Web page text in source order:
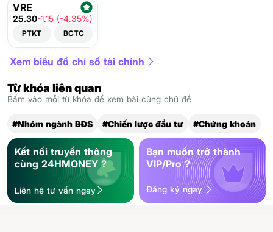
VRE
25.30-1.15 (-4.35%)
PTKT BCTC
Xem biểu đồ chỉ số tài chính
Từ khóa liên quan
Bấm vào mỗi từ khóa để xem bài cùng chủ đề
#Nhóm ngành BĐS #Chiến lược đầu tư #Chứng khoán
Kết nối truyền thông
cùng 24HMONEY ?
Liên hệ tư vấn ngay
Bạn muốn trở thành
VIP/Pro ?
Đăng ký ngay